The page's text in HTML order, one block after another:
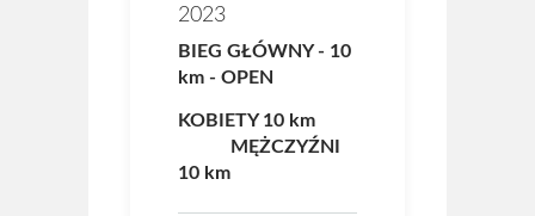
2023
BIEG GŁÓWNY - 10
km - OPEN
KOBIETY 10 km
MĘŻCZYŹNI
10 km